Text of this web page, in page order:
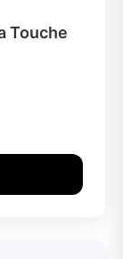
Touche